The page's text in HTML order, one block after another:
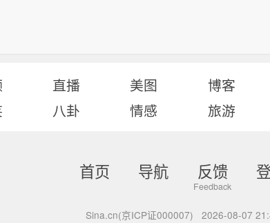
直播 美图 博客
八卦 情感 旅游
首页 导航 反馈
Sina.cn(京ICP证000007) 2026-08-07